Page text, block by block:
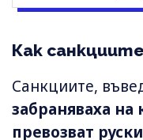
Как
Санкциите,
забраняваха на
превозват